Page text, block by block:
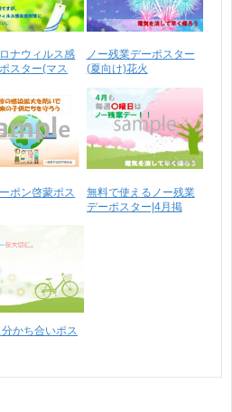
ナウィルス感
スター(マス
ノー残業デーポスター
(夏向け)花火
ポン啓蒙ポス
無料で使えるノー残業
デーポスター|4月掲
かち合いポス